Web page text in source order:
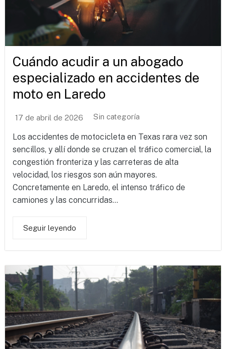
Cuándo acudir a un abogado
especializado en accidentes de
moto en Laredo
17 de abril de 2026 Sin categoría
Los accidentes de motocicleta en Texas rara vez son
sencillos, y allí donde se cruzan el tráfico comercial, la
congestión fronteriza y las carreteras de alta
velocidad, los riesgos son aún mayores.
Concretamente en Laredo, el intenso tráfico de
camiones y las concurridas...
Seguir leyendo